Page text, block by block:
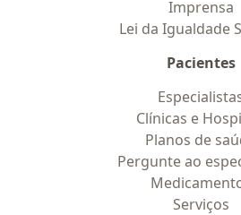
Imprensa
Lei da Igualdade
Pacientes
Clínicas e
Planos de
Pergunte ao
Serviços